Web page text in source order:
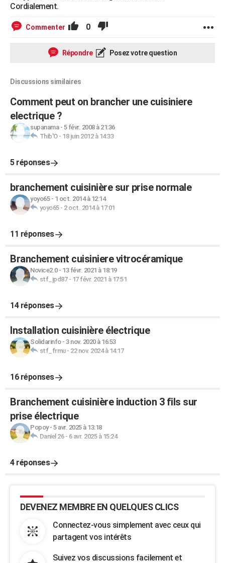
Cordialement.
Commenter 0
Répondre Posez votre question
Discussions similaires
Comment peut on brancher une cuisiniere
electrique ?
supanama- 5 févr. 2008 à 21:36
Thib'O- 18 juin 2012 à 14:33
5 réponses
branchement cuisinière sur prise normale
yoyo65- 1 oct. 2014 à 12:14
yoyo65- 2 oct. 2014 à 17:01
11 réponses
Branchement cuisiniere vitrocéramique
Novice2.0- 13 févr. 2021 à 18:19
stf_jpd87- 17 févr. 2021 à 17:51
14 réponses
Installation cuisinière électrique
Solidarinfo- 3 nov. 2020 à 16:53
stf_frmu- 22 nov. 2024 à 14:17
16 réponses
Branchement cuisinière induction 3 fils sur
prise électrique
Popoy- 5 avr. 2025 à 13:18
Daniel 26- 6 avr. 2025 à 15:24
4 réponses
DEVENEZ MEMBRE EN QUELQUES CLICS
Connectez-vous simplement avec ceux qui
partagent vos intérêts
Suivez vos discussions facilement et